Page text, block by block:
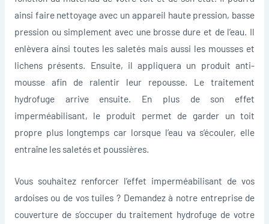
ainsi faire nettoyage avec un appareil haute pression, basse
pression ou simplement avec une brosse dure et de l’eau. Il
enlèvera ainsi toutes les saletés mais aussi les mousses et
lichens présents. Ensuite, il appliquera un produit anti-
mousse afin de ralentir leur repousse. Le traitement
hydrofuge arrive ensuite. En plus de son effet
imperméabilisant, le produit permet de garder un toit
propre plus longtemps car lorsque l’eau va s’écouler, elle
entraîne les saletés et poussières.
Vous souhaitez renforcer l’effet imperméabilisant de vos
ardoises ou de vos tuiles ? Demandez à notre entreprise de
couverture de s’occuper du traitement hydrofuge de votre